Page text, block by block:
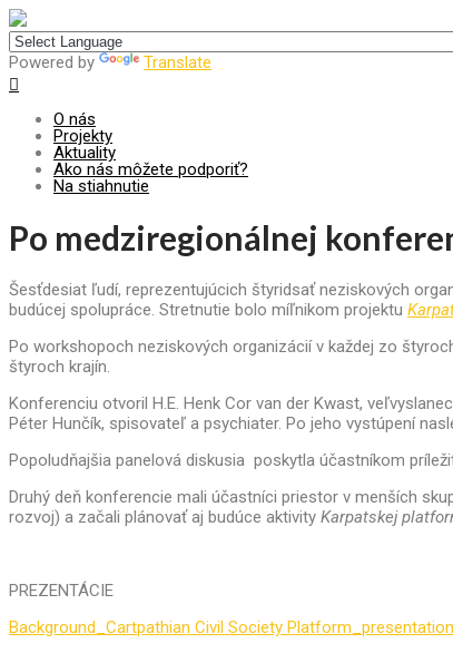
Powered by Translate
O nás
Projekty
Aktuality
Ako nás môžete podporiť?
Na stiahnutie
Po medziregionálnej
Šesťdesiat ľudí, reprezentujúcich štyridsať neziskových
budúcej spolupráce. Stretnutie bolo míľnikom projektu
Po workshopoch neziskových organizácií v každej zo
štyroch krajín.
Konferenciu otvoril H.E. Henk Cor van der Kwast,
Péter Hunčík, spisovateľ a psychiater. Po jeho vystúpení
Popoludňajšia panelová diskusia poskytla účastníkom
Druhý deň konferencie mali účastníci priestor v menších
rozvoj) a začali plánovať aj budúce aktivity Karpatskej
PREZENTÁCIE
Background_Cartpathian Civil Society